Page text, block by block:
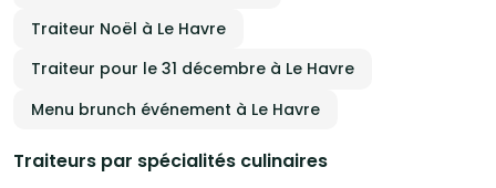
Traiteur Noël à Le Havre
Traiteur pour le 31 décembre à Le Havre
Menu brunch événement à Le Havre
Traiteurs par spécialités culinaires